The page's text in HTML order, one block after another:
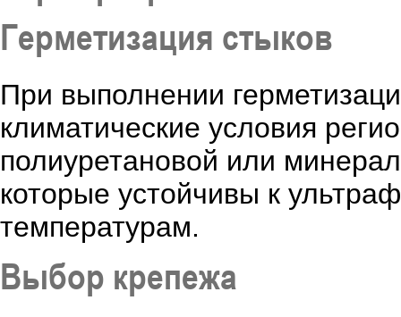
Герметизация стыков
При выполнении
климатические условия
полиуретановой или
которые устойчивы к
температурам.
Выбор крепежа